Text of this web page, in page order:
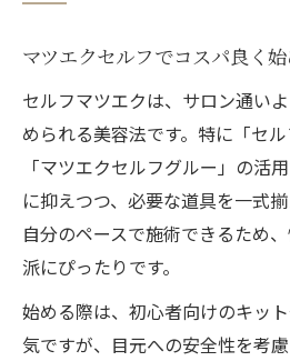
マツエクセルフでコスパ良く
セルフマツエクは、サロン通い
められる美容法です。特に「セ
「マツエクセルフグルー」の活
に抑えつつ、必要な道具を一式揃
自分のペースで施術できるため
派にぴったりです。
始める際は、初心者向けのキッ
気ですが、目元への安全性を考